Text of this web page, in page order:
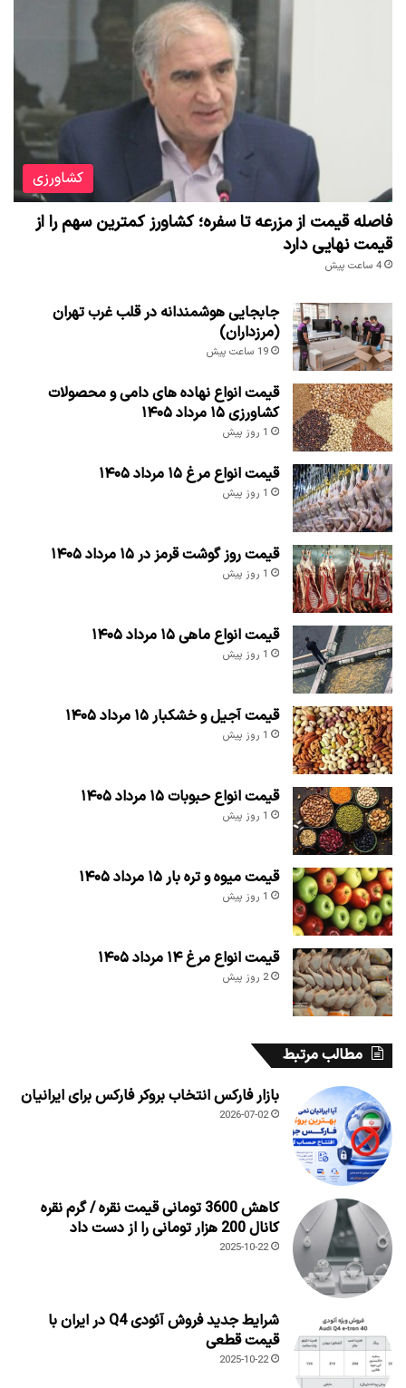
کشاورزی
فاصله قیمت از مزرعه تا سفره؛ کشاورز کمترین سهم را از
قیمت نهایی دارد
4 ساعت پیش
جابجایی هوشمندانه در قلب غرب تهران
(مرزداران)
19 ساعت پیش
قیمت انواع نهاده های دامی و محصولات
کشاورزی ۱۵ مرداد ۱۴۰۵
1 روز پیش
قیمت انواع مرغ ۱۵ مرداد ۱۴۰۵
1 روز پیش
قیمت روز گوشت قرمز در ۱۵ مرداد ۱۴۰۵
1 روز پیش
قیمت انواع ماهی ۱۵ مرداد ۱۴۰۵
1 روز پیش
قیمت آجیل و خشکبار ۱۵ مرداد ۱۴۰۵
1 روز پیش
قیمت انواع حبوبات ۱۵ مرداد ۱۴۰۵
1 روز پیش
قیمت میوه و تره بار ۱۵ مرداد ۱۴۰۵
1 روز پیش
قیمت انواع مرغ ۱۴ مرداد ۱۴۰۵
2 روز پیش
مطالب مرتبط
بازار فارکس انتخاب بروکر فارکس برای ایرانیان
2026-07-02
کاهش 3600 تومانی قیمت نقره / گرم نقره
کانال 200 هزار تومانی را از دست داد
2025-10-22
شرایط جدید فروش آئودی Q4 در ایران با
قیمت قطعی
2025-10-22